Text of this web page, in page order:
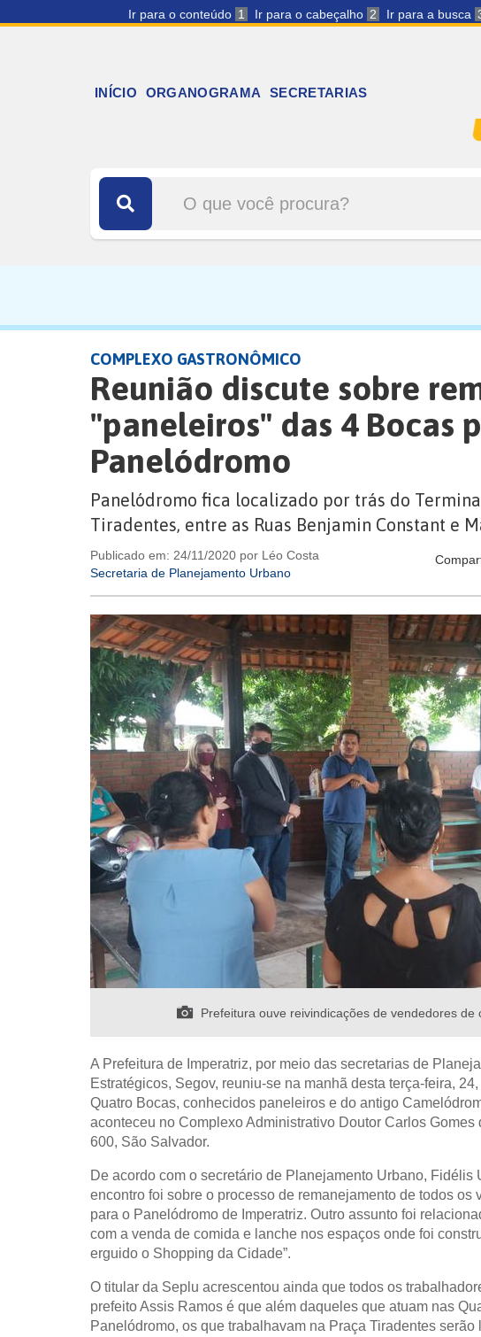
Ir para o conteúdo 1 Ir para o cabeçalho 2 Ir para a busca
INÍCIO ORGANOGRAMA SECRETARIAS
COMPLEXO GASTRONÔMICO
Reunião discute sobre
"paneleiros" das 4 Bocas
Panelódromo
Panelódromo fica localizado por trás do
Tiradentes, entre as Ruas Benjamin Constant e
Publicado em: 24/11/2020 por Léo Costa
Secretaria de Planejamento Urbano
Prefeitura ouve reivindicações de vendedores
A Prefeitura de Imperatriz, por meio das secretarias de
Estratégicos, Segov, reuniu-se na manhã desta terça-feira,
Quatro Bocas, conhecidos paneleiros e do antigo
aconteceu no Complexo Administrativo Doutor Carlos
600, São Salvador.
De acordo com o secretário de Planejamento Urbano, Fidélis
encontro foi sobre o processo de remanejamento de todos
para o Panelódromo de Imperatriz. Outro assunto foi
com a venda de comida e lanche nos espaços onde foi
erguido o Shopping da Cidade”.
O titular da Seplu acrescentou ainda que todos os
prefeito Assis Ramos é que além daqueles que atuam nas
Panelódromo, os que trabalhavam na Praça Tiradentes